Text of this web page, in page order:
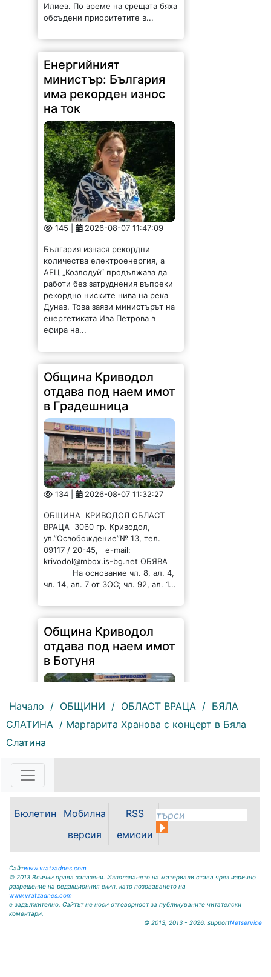
Илиев. По време на срещата бяха
обсъдени приоритетите в...
Енергийният
министър: България
има рекорден износ
на ток
145 | 2026-08-07 11:47:09
България изнася рекордни
количества електроенергия, а
АЕЦ „Козлодуй“ продължава да
работи без затруднения въпреки
рекордно ниските нива на река
Дунав. Това заяви министърът на
енергетиката Ива Петрова в
ефира на...
Община Криводол
отдава под наем имот
в Градешница
134 | 2026-08-07 11:32:27
ОБЩИНА КРИВОДОЛ ОБЛАСТ
ВРАЦА 3060 гр. Криводол,
ул.”Освобождение”№ 13, тел.
09117 / 20-45, e-mail:
krivodol@mbox.is-bg.net ОБЯВА
На основание чл. 8, ал. 4,
чл. 14, ал. 7 от ЗОС; чл. 92, ал. 1...
Община Криводол
отдава под наем имот
в Ботуня
138 | 2026-08-07 11:30:54
ВРАЦА 3060 гр. Криводол, ул.
„Освобождение” № 13, тел.
09117/20-45, e-mail:
krivodol@mbox.is-bg.net ОБЯВА
На основание чл. 8, ал. 4,
чл. 14, ал. 7 от ЗОС; чл. 92, ал. 1...
Начало / ОБЩИНИ / ОБЛАСТ ВРАЦА / БЯЛА
СЛАТИНА / Маргарита Хранова с концерт в Бяла
Слатина
Бюлетин
Мобилна
версия
RSS
емисии
Сайтwww.vratzadnes.com
© 2013 Всички права запазени. Използването на материали става чрез изрично
разрешение на редакционния екип, като позоваването на
www.vratzadnes.com
е задължително. Сайтът не носи отговорност за публикуваните читателски
коментари.
© 2013, 2013 - 2026, supportNetservice